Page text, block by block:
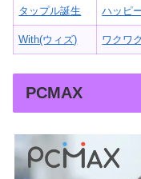
タップル誕生 ハッピ
With(ウィズ) ワクワ
PCMAX